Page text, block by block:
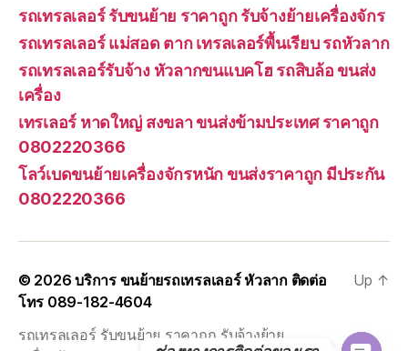
รถเทรลเลอร์ รับขนย้าย ราคาถูก รับจ้างย้ายเครื่องจักร
รถเทรลเลอร์ แม่สอด ตาก เทรลเลอร์พื้นเรียบ รถหัวลาก
รถเทรลเลอร์รับจ้าง หัวลากขนแบคโฮ รถสิบล้อ ขนส่ง
เครื่อง
เทรเลอร์ หาดใหญ่ สงขลา ขนส่งข้ามประเทศ ราคาถูก
0802220366
โลว์เบดขนย้ายเครื่องจักรหนัก ขนส่งราคาถูก มีประกัน
0802220366
© 2026บริการ ขนย้ายรถเทรลเลอร์ หัวลาก ติดต่อ
โทร 089-182-4604
รถเทรลเลอร์ รับขนย้าย ราคาถูก รับจ้างย้าย
Up ↑